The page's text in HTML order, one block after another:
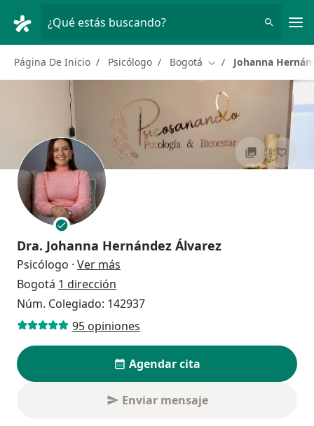
¿Qué estás buscando?
Página De Inicio Psicólogo Bogotá Cambiar de ciudad
Johanna
Dra. Johanna Hernández Álvarez
Psicólogo · Ver más
Bogotá 1 dirección
Núm. Colegiado: 142937
95 opiniones
Agendar cita
Enviar mensaje